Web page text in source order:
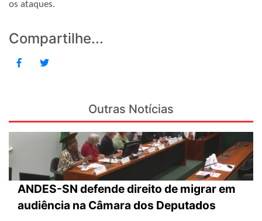
os ataques.
Compartilhe...
Outras Notícias
ANDES-SN defende direito de migrar em
audiência na Câmara dos Deputados